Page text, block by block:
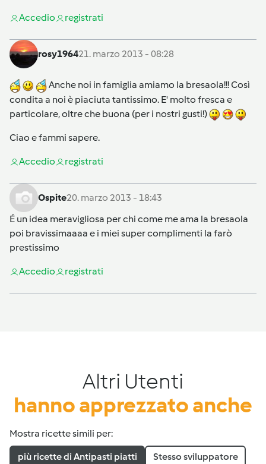
Accedio registrati
rosy196421. marzo 2013 - 08:28
Anche noi in famiglia amiamo la bresaola!!! Così
condita a noi è piaciuta tantissimo. E' molto fresca e
particolare, oltre che buona (per i nostri gusti!)
Ciao e fammi sapere.
Accedio registrati
Ospite20. marzo 2013 - 18:43
É un idea meravigliosa per chi come me ama la bresaola
poi bravissimaaaa e i miei super complimenti la farò
prestissimo
Accedio registrati
Altri Utenti
hanno apprezzato anche
Mostra ricette simili per:
più ricette di Antipasti piatti Stesso sviluppatore